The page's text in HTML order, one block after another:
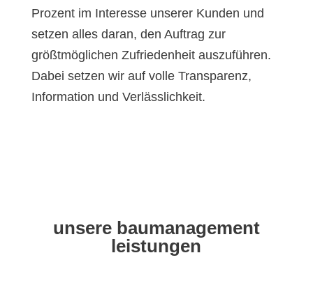
Prozent im Interesse unserer Kunden und
setzen alles daran, den Auftrag zur
größtmöglichen Zufriedenheit auszuführen.
Dabei setzen wir auf volle Transparenz,
Information und Verlässlichkeit.
unsere baumanagement
leistungen